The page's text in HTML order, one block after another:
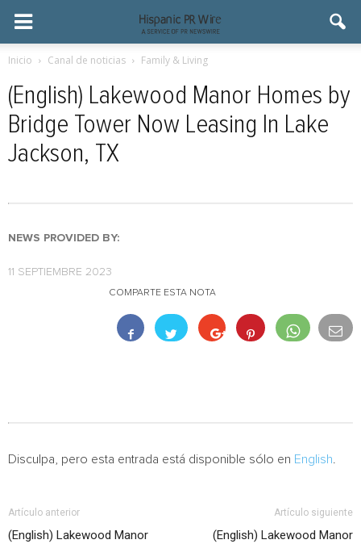
Inicio Canal de noticias Family & Living
(English) Lakewood Manor Homes by
Bridge Tower Now Leasing In Lake
Jackson, TX
NEWS PROVIDED BY:
11 SEPTIEMBRE 2023
COMPARTE ESTA NOTA
Disculpa, pero esta entrada está disponible sólo en English
Artículo anterior
(English) Lakewood Manor
Artículo siguiente
(English) Lakewood Manor